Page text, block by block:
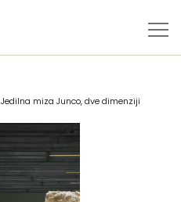
Jedilna miza Junco, dve dimenziji